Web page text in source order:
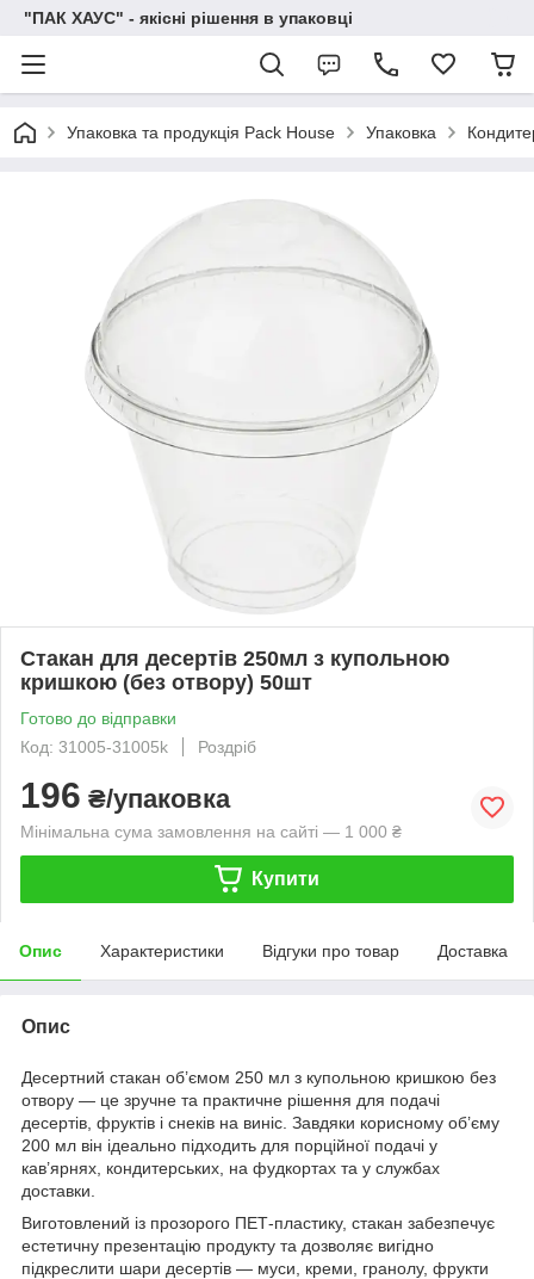
"ПАК ХАУС" - якісні рішення в упаковці
Упаковка та продукція Pack House Упаковка
Стакан для десертів 250мл з купольною
кришкою (без отвору) 50шт
Готово до відправки
Код: 31005-31005k
Роздріб
196 ₴/упаковка
Мінімальна сума замовлення на сайті — 1 000 ₴
Купити
Опис Характеристики Відгуки про товар Доставка
Опис
Десертний стакан об’ємом 250 мл з купольною кришкою без
отвору — це зручне та практичне рішення для подачі
десертів, фруктів і снеків на виніс. Завдяки корисному об’єму
200 мл він ідеально підходить для порційної подачі у
кав’ярнях, кондитерських, на фудкортах та у службах
доставки.
Виготовлений із прозорого ПЕТ-пластику, стакан забезпечує
естетичну презентацію продукту та дозволяє вигідно
підкреслити шари десертів — муси, креми, гранолу, фрукти